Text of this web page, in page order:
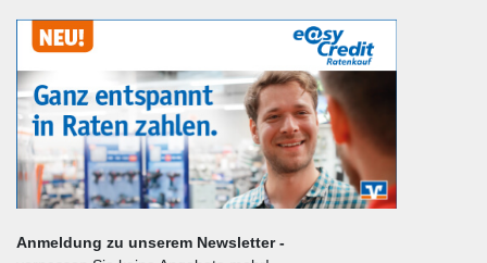
Anmeldung zu unserem Newsletter -